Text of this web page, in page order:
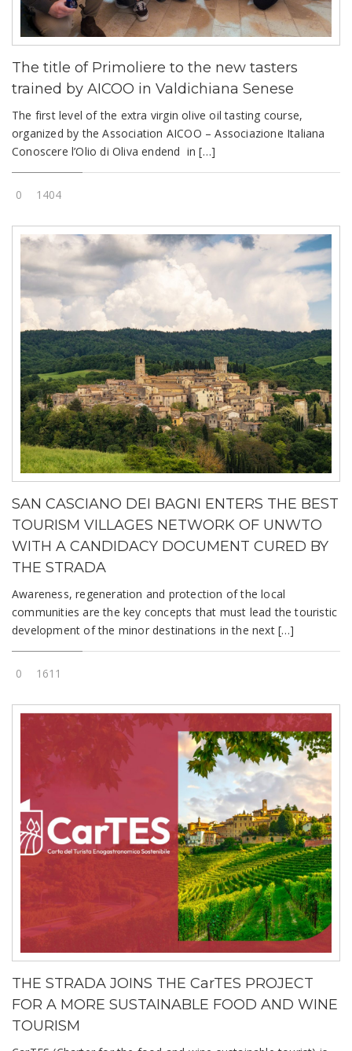
The title of Primoliere to the new tasters
trained by AICOO in Valdichiana Senese
The first level of the extra virgin olive oil tasting course,
organized by the Association AICOO – Associazione Italiana
Conoscere l’Olio di Oliva endend in […]
0 1404
SAN CASCIANO DEI BAGNI ENTERS THE BEST
TOURISM VILLAGES NETWORK OF UNWTO
WITH A CANDIDACY DOCUMENT CURED BY
THE STRADA
Awareness, regeneration and protection of the local
communities are the key concepts that must lead the touristic
development of the minor destinations in the next […]
0 1611
THE STRADA JOINS THE CarTES PROJECT
FOR A MORE SUSTAINABLE FOOD AND WINE
TOURISM